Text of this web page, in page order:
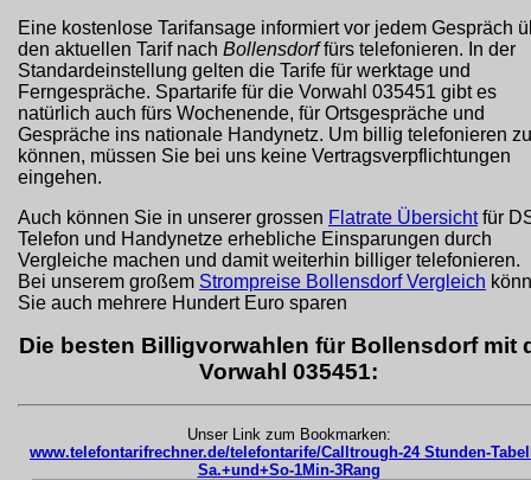
Eine kostenlose Tarifansage informiert vor jedem Gespräch
den aktuellen Tarif nach Bollensdorffürs telefonieren. In der
Standardeinstellung gelten die Tarife für werktage und
Ferngespräche. Spartarife für die Vorwahl 035451 gibt es
natürlich auch fürs Wochenende, für Ortsgespräche und
Gespräche ins nationale Handynetz. Um billig telefonieren zu
können, müssen Sie bei uns keine Vertragsverpflichtungen
eingehen.
Auch können Sie in unserer grossen Flatrate Übersichtfür
Telefon und Handynetze erhebliche Einsparungen durch
Vergleiche machen und damit weiterhin billiger telefonieren.
Bei unserem großem Strompreise Bollensdorf Vergleich
Sie auch mehrere Hundert Euro sparen
Die besten Billigvorwahlen für Bollensdorf mit
Vorwahl 035451:
Unser Link zum Bookmarken:
www.telefontarifrechner.de/telefontarife/Calltrough-24 Stunden-
Sa.+und+So-1Min-3Rang